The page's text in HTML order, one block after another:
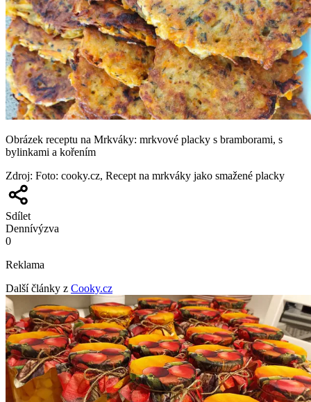
Obrázek receptu na Mrkváky: mrkvové placky s bramborami, s
bylinkami a kořením
Zdroj: Foto: cooky.cz, Recept na mrkváky jako smažené placky
Sdílet
Dennívýzva
0
Reklama
Další články z Cooky.cz